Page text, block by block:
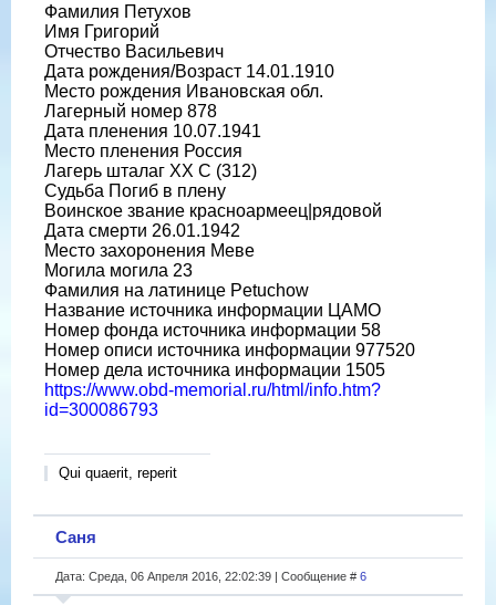
Фамилия Петухов
Имя Григорий
Отчество Васильевич
Дата рождения/Возраст 14.01.1910
Место рождения Ивановская обл.
Лагерный номер 878
Дата пленения 10.07.1941
Место пленения Россия
Лагерь шталаг XX C (312)
Судьба Погиб в плену
Воинское звание красноармеец|рядовой
Дата смерти 26.01.1942
Место захоронения Меве
Могила могила 23
Фамилия на латинице Petuchow
Название источника информации ЦАМО
Номер фонда источника информации 58
Номер описи источника информации 977520
Номер дела источника информации 1505
https://www.obd-memorial.ru/html/info.htm?
id=300086793
Qui quaerit, reperit
Саня
Дата: Среда, 06 Апреля 2016, 22:02:39 | Сообщение # 6